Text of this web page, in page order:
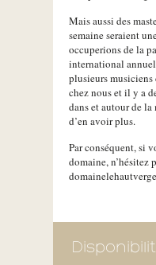
Mais aussi des
semaine seraient
occuperions de la
international
plusieurs
chez nous et il y a
dans et autour de
d’en avoir plus.
Par conséquent, si
domaine, n’hésitez